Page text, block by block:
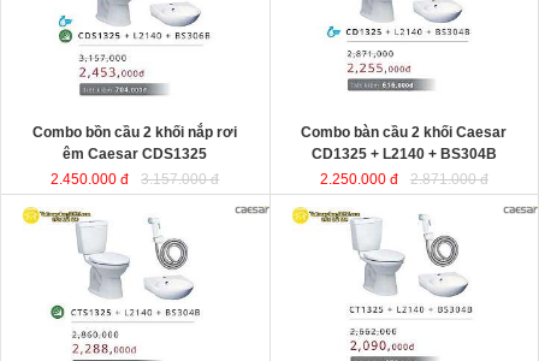
Combo bồn cầu 2 khối nắp rơi
êm Caesar CDS1325
2.450.000 đ
3.157.000 đ
Combo bàn cầu 2 khối Caesar
CD1325 + L2140 + BS304B
2.250.000 đ
2.871.000 đ